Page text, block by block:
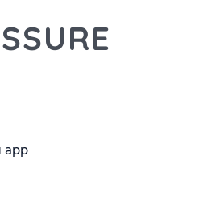
app